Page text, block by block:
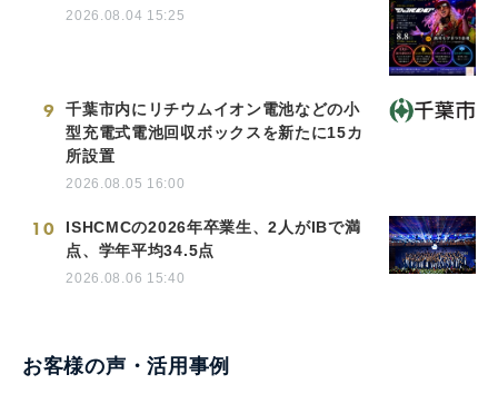
2026.08.04 15:25
9
千葉市内にリチウムイオン電池などの小
型充電式電池回収ボックスを新たに15カ
所設置
2026.08.05 16:00
10
ISHCMCの2026年卒業生、2人がIBで満
点、学年平均34.5点
2026.08.06 15:40
お客様の声・活用事例